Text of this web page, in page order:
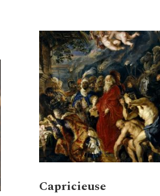
Capricieuse